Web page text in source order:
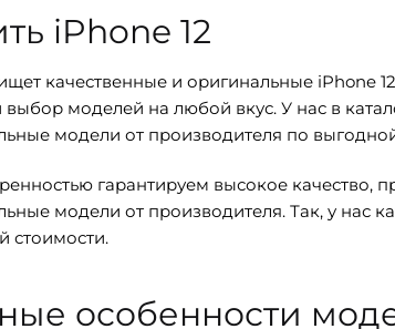
iPhone 12
качественные и оригинальные iPhone
моделей на любой вкус. У нас в
модели от производителя по
гарантируем высокое качество,
модели от производителя. Так, у нас
стоимости.
особенности